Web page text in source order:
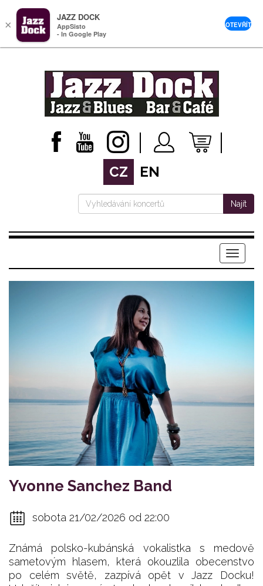
CZ EN
Najít
Menu
Yvonne Sanchez Band
sobota 21/02/2026 od 22:00
Známá polsko-kubánská vokalistka s medově
sametovým hlasem, která okouzlila obecenstvo
po celém světě, zazpívá opět v Jazz Docku!
×
JAZZ DOCK
AppSisto
- In Google Play
OTEVŘÍT